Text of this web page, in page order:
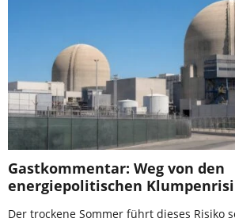
Gastkommentar: Weg von den
energiepolitischen
Der trockene Sommer führt dieses Risiko